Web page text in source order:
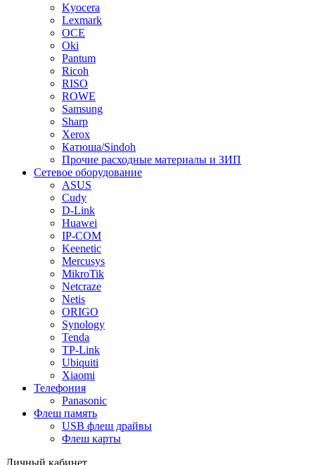
Kyocera
Lexmark
OCE
Oki
Pantum
Ricoh
RISO
ROWE
Samsung
Sharp
Xerox
Катюша/Sindoh
Прочие расходные материалы и ЗИП
Сетевое оборудование
ASUS
Cudy
D-Link
Huawei
IP-COM
Keenetic
Mercusys
MikroTik
Netcraze
Netis
ORIGO
Synology
Tenda
TP-Link
Ubiquiti
Xiaomi
Телефония
Panasonic
Флеш память
USB флеш драйвы
Флеш карты
Личный кабинет